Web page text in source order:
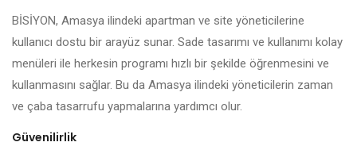
BİSİYON, Amasya ilindeki apartman ve site yöneticilerine
kullanıcı dostu bir arayüz sunar. Sade tasarımı ve kullanımı kolay
menüleri ile herkesin programı hızlı bir şekilde öğrenmesini ve
kullanmasını sağlar. Bu da Amasya ilindeki yöneticilerin zaman
ve çaba tasarrufu yapmalarına yardımcı olur.
Güvenilirlik